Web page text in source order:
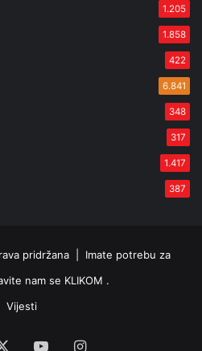
1.205
1.858
422
6.841
348
317
1.417
387
pridržana | Imate potrebu za
nam se KLIKOM .
Vijesti
YouTubeInstagram